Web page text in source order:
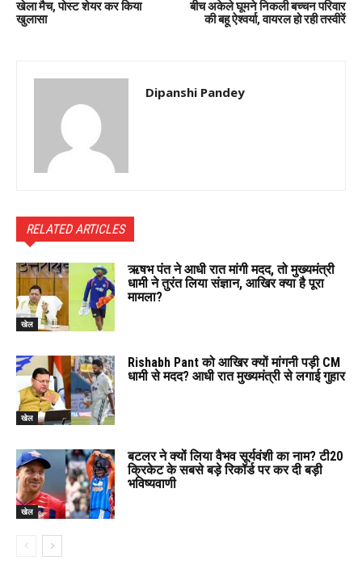
खेला मैच, पोस्ट शेयर कर किया
खुलासा
बीच अकेले घूमने निकली बच्चन परिवार
की बहू ऐश्वर्या, वायरल हो रही तस्वीरें
Dipanshi Pandey
RELATED ARTICLES
खेल
ऋषभ पंत ने आधी रात मांगी मदद, तो मुख्यमंत्री
धामी ने तुरंत लिया संज्ञान, आखिर क्या है पूरा
मामला?
खेल
Rishabh Pant को आखिर क्यों मांगनी पड़ी CM
धामी से मदद? आधी रात मुख्यमंत्री से लगाई गुहार
खेल
बटलर ने क्यों लिया वैभव सूर्यवंशी का नाम? टी20
क्रिकेट के सबसे बड़े रिकॉर्ड पर कर दी बड़ी
भविष्यवाणी